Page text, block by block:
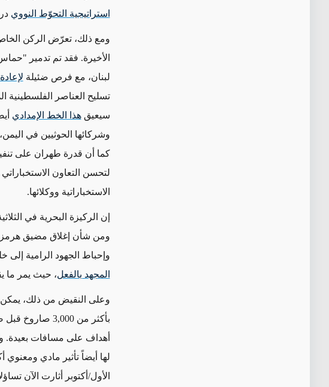
استراتيجية التحوّط النووي
ومع ذلك، تعرّض الركن
الأخيرة. فقد تم تدمير
لبنان، مع فرص ضئيلة
تسليح العناصر
سيعيقهذا الخط الإمدادي
وشركائها الحوثيين في
كما أن قدرة طهران على
لتحسن التعاون الاستخباراتي بين
الاستخباراتية ووكلائها.
إن الركيزة البحرية في
ومن شأن إغلاق مضيق هرمز
وإحباط الجهود الرامية إلى
المجهد بالفعل، حيث يمر ما
وعلى النقيض من ذلك، يمكن
بأكثر من
أهداف على مسافات بعيدة.
لها أيضاً تأثير مادي
الأول/أكتوبر أثارت الآن